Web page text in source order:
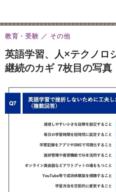
英語学習、人×テクノロ
継続のカギ 7枚目の写真
教育・受験 その他